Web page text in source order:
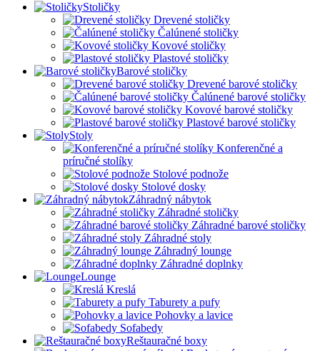
Stoličky
Drevené stoličky
Čalúnené stoličky
Kovové stoličky
Plastové stoličky
Barové stoličky
Drevené barové stoličky
Čalúnené barové stoličky
Kovové barové stoličky
Plastové barové stoličky
Stoly
Konferenčné a
príručné stolíky
Stolové podnože
Stolové dosky
Záhradný nábytok
Záhradné stoličky
Záhradné barové stoličky
Záhradné stoly
Záhradný lounge
Záhradné doplnky
Lounge
Kreslá
Taburety a pufy
Pohovky a lavice
Sofabedy
Reštauračné boxy